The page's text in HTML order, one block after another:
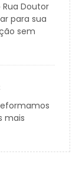
Doutor
para sua
sem
mais